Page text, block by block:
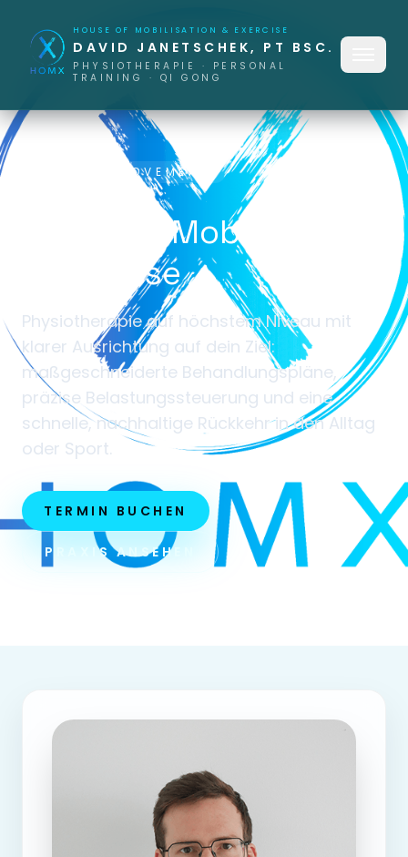
HOUSE OF MOBILISATION & EXERCISE
DAVID JANETSCHEK, PT BSC.
PHYSIOTHERAPIE · PERSONAL
TRAINING · QI GONG
MINDFUL MOVEMENT
House of Mobilisation
& Exercise
Physiotherapie auf höchstem Niveau mit
klarer Ausrichtung auf dein Ziel:
maßgeschneiderte Behandlungspläne,
präzise Belastungssteuerung und eine
schnelle, nachhaltige Rückkehr in den Alltag
oder Sport.
TERMIN BUCHEN
PRAXIS ANSEHEN